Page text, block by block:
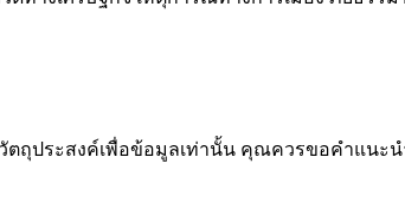
ถุประสงค์เพื่อข้อมูลเท่านั้น คุณควรขอคำแนะ